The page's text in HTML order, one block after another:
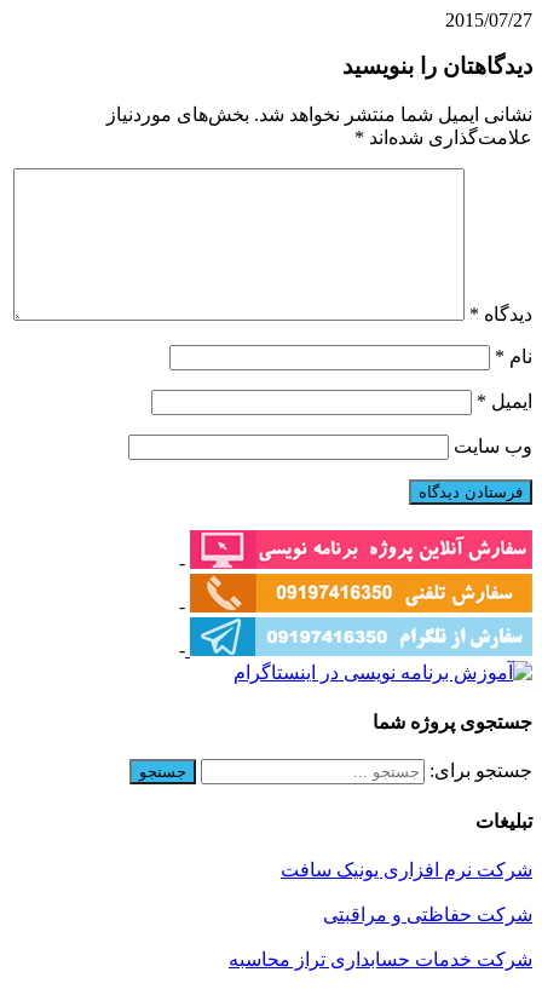
2015/07/27
دیدگاهتان را بنویسید
نشانی ایمیل شما منتشر نخواهد شد. بخش‌های موردنیاز
علامت‌گذاری شده‌اند *
دیدگاه *
نام *
ایمیل *
وب‌ سایت
-
-
-
جستجوی پروژه شما
جستجو برای:
تبلیغات
شرکت نرم افزاری یونیک سافت
شرکت حفاظتی و مراقبتی
شرکت خدمات حسابداری تراز محاسبه